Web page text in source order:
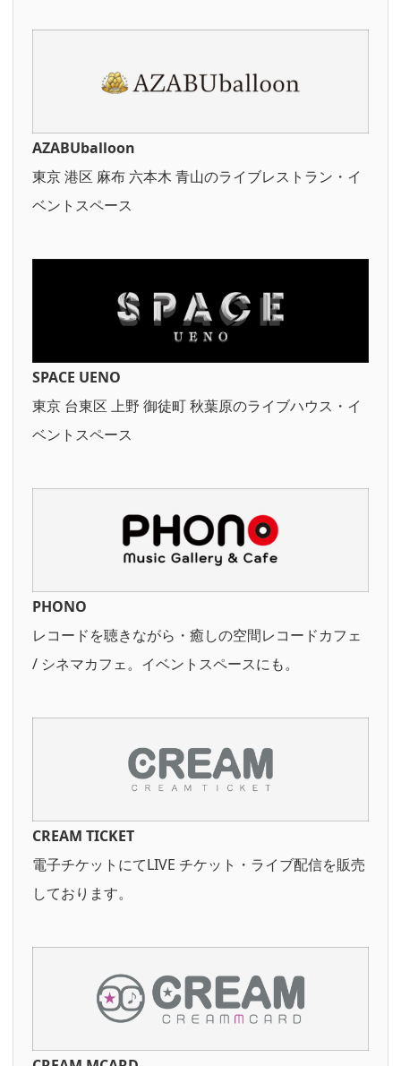
AZABUballoon
東京 港区 麻布 六本木 青山のライブレストラン・イ
ベントスペース
SPACE UENO
東京 台東区 上野 御徒町 秋葉原のライブハウス・イ
ベントスペース
PHONO
レコードを聴きながら・癒しの空間レコードカフェ
/ シネマカフェ。イベントスペースにも。
CREAM TICKET
電子チケットにてLIVE チケット・ライブ配信を販売
しております。